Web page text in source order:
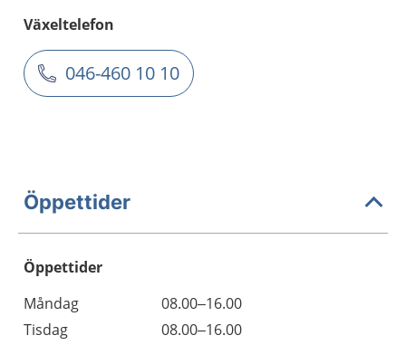
Växeltelefon
046-460 10 10
Öppettider
Öppettider
Dag
Öppettider
Kommentarer
Måndag
08.00–16.00
Tisdag
08.00–16.00